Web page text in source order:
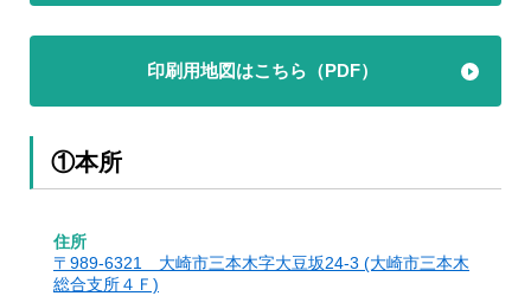
印刷用地図はこちら（PDF）
①本所
住所
〒989-6321 大崎市三本木字大豆坂24-3 (大崎市三本木
総合支所４Ｆ)